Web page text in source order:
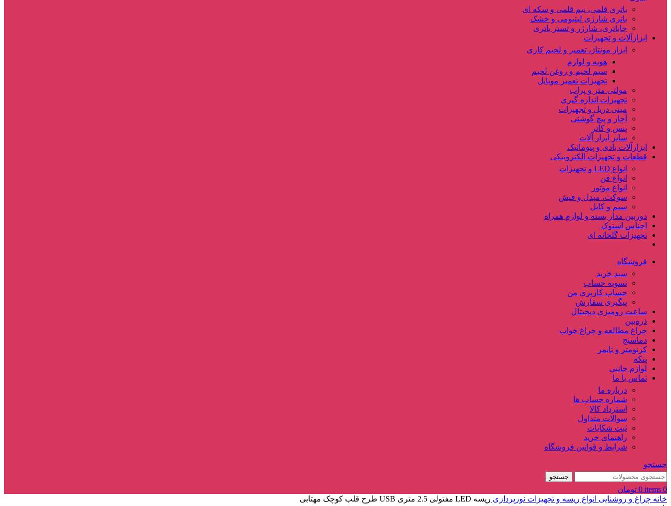
باتری قلمی، نیم قلمی و سکه ای
باتری شارژی لیتیومی و خشک
جاباتری، شارژر و تستر باتری
ابزارآلات و تجهیزات
ابزار مونتاژ، تعمیر و لحیم کاری
هویه و لوازم
سیم لحیم و روغن لحیم
تجهیزات تعمیر موبایل
مولتی متر و پراب
تجهیزات اندازه گیری
مینی دریل و تجهیزات
آچار و پیچ گوشتی
پنس و کاتر
سایر ابزار آلات
ابزارآلات بادی و پنوماتیک
قطعات و تجهیزات الکترونیکی
انواع LED و تجهیزات
انواع فن
انواع موتور
سوکت، مبدل و فیش
سیم و کابل
دوربین مدار بسته و لوازم همراه
اجناس استوک
تجهیزات گلخانه ای
فروشگاه
سبد خرید
تسویه حساب
حساب کاربری من
پیگیری سفارش
ساعت‌ رومیزی دیجیتال
ذره‌بین‌
چراغ مطالعه و چراغ خواب
دماسنج‌
کرنومتر و تایمر
پنکه
لوازم جانبی
تماس با ما
درباره ما
شماره حساب ها
استرداد کالا
سوالات متداول
ثبت شکایات
راهنمای خرید
شرایط و قوانین فروشگاه
جستجو
جستجو
0
items
0 تومان
خانه چراغ و روشنایی انواع ریسه و تجهیزات نورپردازی ریسه LED مفتولی 2.5 متری USB طرح قلب کوچک مهتابی